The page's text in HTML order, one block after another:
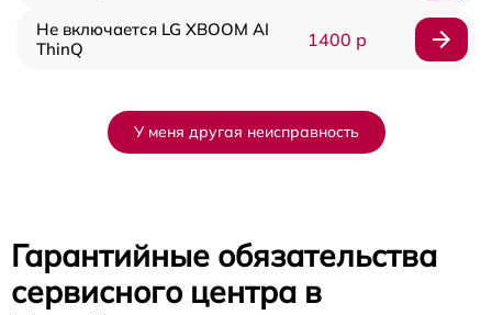
Не включается LG XBOOM AI
ThinQ
1400 р
У меня другая неисправность
Гарантийные обязательства
сервисного центра в